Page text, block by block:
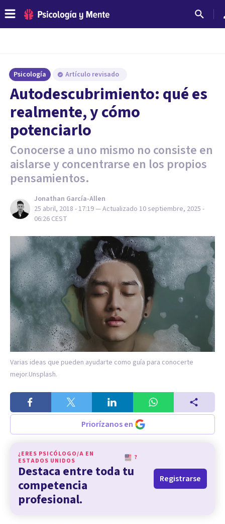
Psicología Artículo revisado
Autodescubrimiento: qué es
realmente, y cómo
potenciarlo
Conocerse a uno mismo no consiste en
aislarse y concentrarse en los propios
pensamientos.
Jonathan García-Allen
25 abril, 2018 - 17:19— Actualizado 10 septiembre, 2025 -
06:26 CEST
Varias ideas que pueden ayudarte como guía para conocerte
mejor.Unsplash.
Priorízanos en
¿ERES PSICÓLOGO/A EN
ESTADOS UNIDOS
?
Destaca entre toda tu
competencia
profesional.
Registrarse